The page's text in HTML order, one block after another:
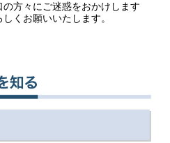
方々にご迷惑をおかけします
くお願いいたします。